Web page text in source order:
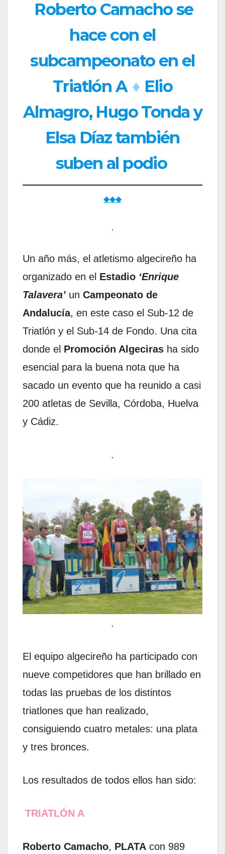
Roberto Camacho se
hace con el
subcampeonato en el
Triatlón A ♦ Elio
Almagro, Hugo Tonda y
Elsa Díaz también
suben al podio
◆◆◆
.
Un año más, el atletismo algecireño ha
organizado en el Estadio ‘Enrique
Talavera’ un Campeonato de
Andalucía, en este caso el Sub-12 de
Triatlón y el Sub-14 de Fondo. Una cita
donde el Promoción Algeciras ha sido
esencial para la buena nota que ha
sacado un evento que ha reunido a casi
200 atletas de Sevilla, Córdoba, Huelva
y Cádiz.
.
.
El equipo algecireño ha participado con
nueve competidores que han brillado en
todas las pruebas de los distintos
triatlones que han realizado,
consiguiendo cuatro metales: una plata
y tres bronces.
Los resultados de todos ellos han sido:
TRIATLÓN A
Roberto Camacho, PLATA con 989